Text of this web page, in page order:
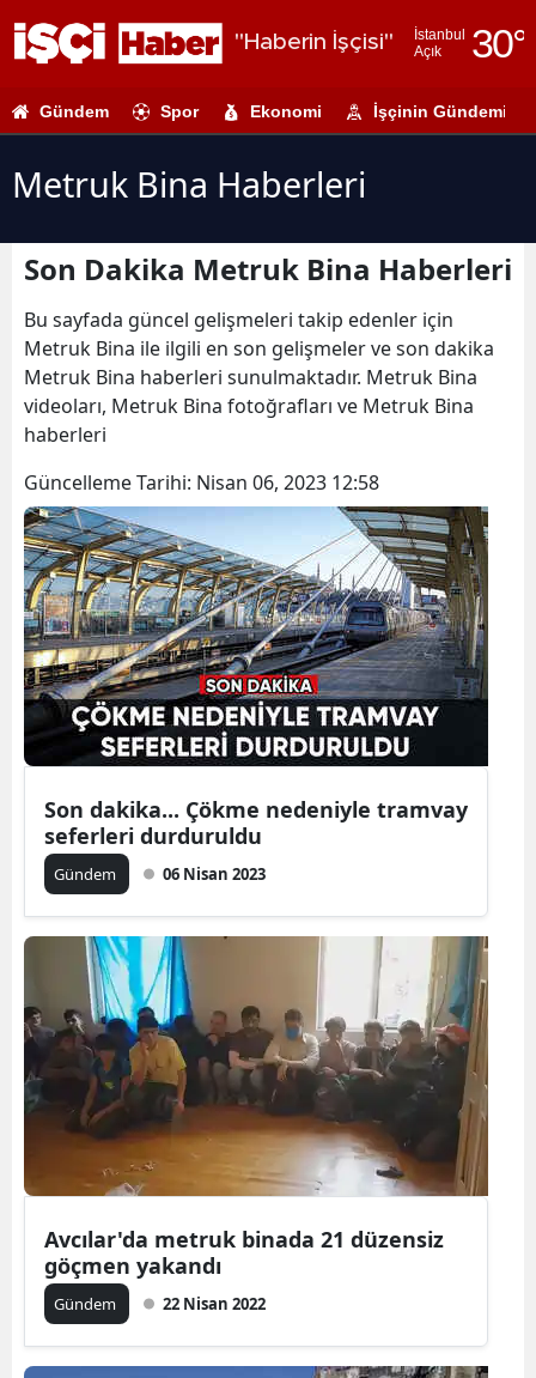
"Haberin İşçisi"
İstanbul
Açık
30°
Adıyaman
Amasya
Ankara
Antalya
Artvin
Balıkesir
Bilecik
Bingöl
Bitlis
Bolu
Bursa
Çorum
Denizli
Diyarbakır
Edirne
Elazığ
Erzincan
Erzurum
Gaziantep
Gündem Spor Ekonomi İşçinin Gündemi
Metruk Bina Haberleri
Son Dakika Metruk Bina Haberleri
Bu sayfada güncel gelişmeleri takip edenler için
Metruk Bina ile ilgili en son gelişmeler ve son dakika
Metruk Bina haberleri sunulmaktadır. Metruk Bina
videoları, Metruk Bina fotoğrafları ve Metruk Bina
haberleri
Güncelleme Tarihi: Nisan 06, 2023 12:58
Son dakika... Çökme nedeniyle tramvay
seferleri durduruldu
Gündem 06 Nisan 2023
Avcılar'da metruk binada 21 düzensiz
göçmen yakandı
Gündem 22 Nisan 2022